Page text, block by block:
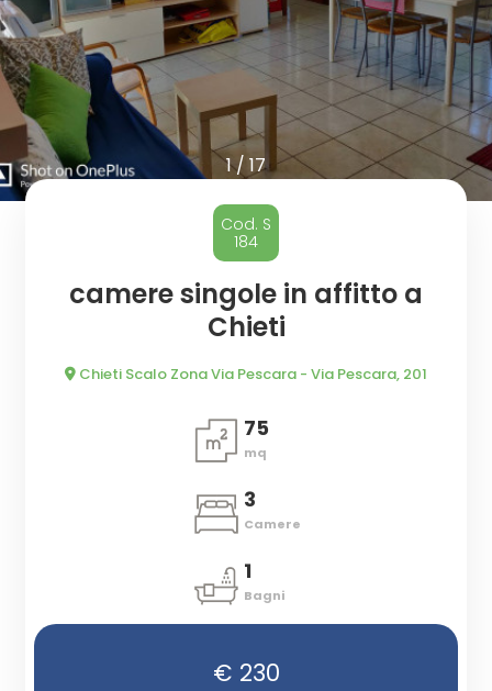
1/ 17
Cod. S
184
camere singole in affitto a
Chieti
Chieti Scalo Zona Via Pescara - Via Pescara, 201
75
mq
3
Camere
1
Bagni
€ 230
VALUTA
LA
TUA
CASA
DI
Affitto
Scegli
dove
cercare
Comune